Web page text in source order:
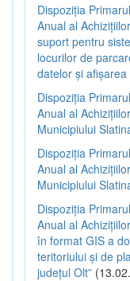
Dispoziția
Anual al
suport pentru
locurilor de
datelor și afișarea
Dispoziția
Anual al
Municipiului
Dispoziția
Anual al
Municipiului
Dispoziția
Anual al
în format GIS a
teritoriului și de
județul Olt”